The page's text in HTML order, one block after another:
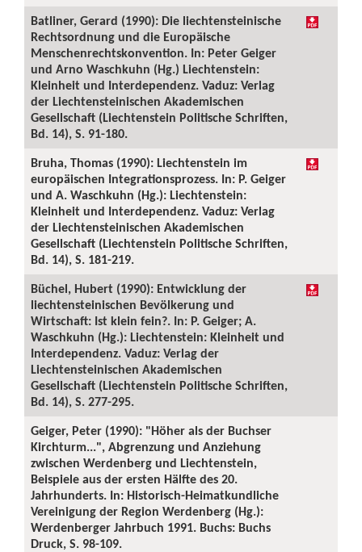
Batliner, Gerard (1990): Die liechtensteinische
Rechtsordnung und die Europäische
Menschenrechtskonvention. In: Peter Geiger
und Arno Waschkuhn (Hg.) Liechtenstein:
Kleinheit und Interdependenz. Vaduz: Verlag
der Liechtensteinischen Akademischen
Gesellschaft (Liechtenstein Politische Schriften,
Bd. 14), S. 91-180.
Bruha, Thomas (1990): Liechtenstein im
europäischen Integrationsprozess. In: P. Geiger
und A. Waschkuhn (Hg.): Liechtenstein:
Kleinheit und Interdependenz. Vaduz: Verlag
der Liechtensteinischen Akademischen
Gesellschaft (Liechtenstein Politische Schriften,
Bd. 14), S. 181-219.
Büchel, Hubert (1990): Entwicklung der
liechtensteinischen Bevölkerung und
Wirtschaft: Ist klein fein?. In: P. Geiger; A.
Waschkuhn (Hg.): Liechtenstein: Kleinheit und
Interdependenz. Vaduz: Verlag der
Liechtensteinischen Akademischen
Gesellschaft (Liechtenstein Politische Schriften,
Bd. 14), S. 277-295.
Geiger, Peter (1990): "Höher als der Buchser
Kirchturm...", Abgrenzung und Anziehung
zwischen Werdenberg und Liechtenstein,
Beispiele aus der ersten Hälfte des 20.
Jahrhunderts. In: Historisch-Heimatkundliche
Vereinigung der Region Werdenberg (Hg.):
Werdenberger Jahrbuch 1991. Buchs: Buchs
Druck, S. 98-109.